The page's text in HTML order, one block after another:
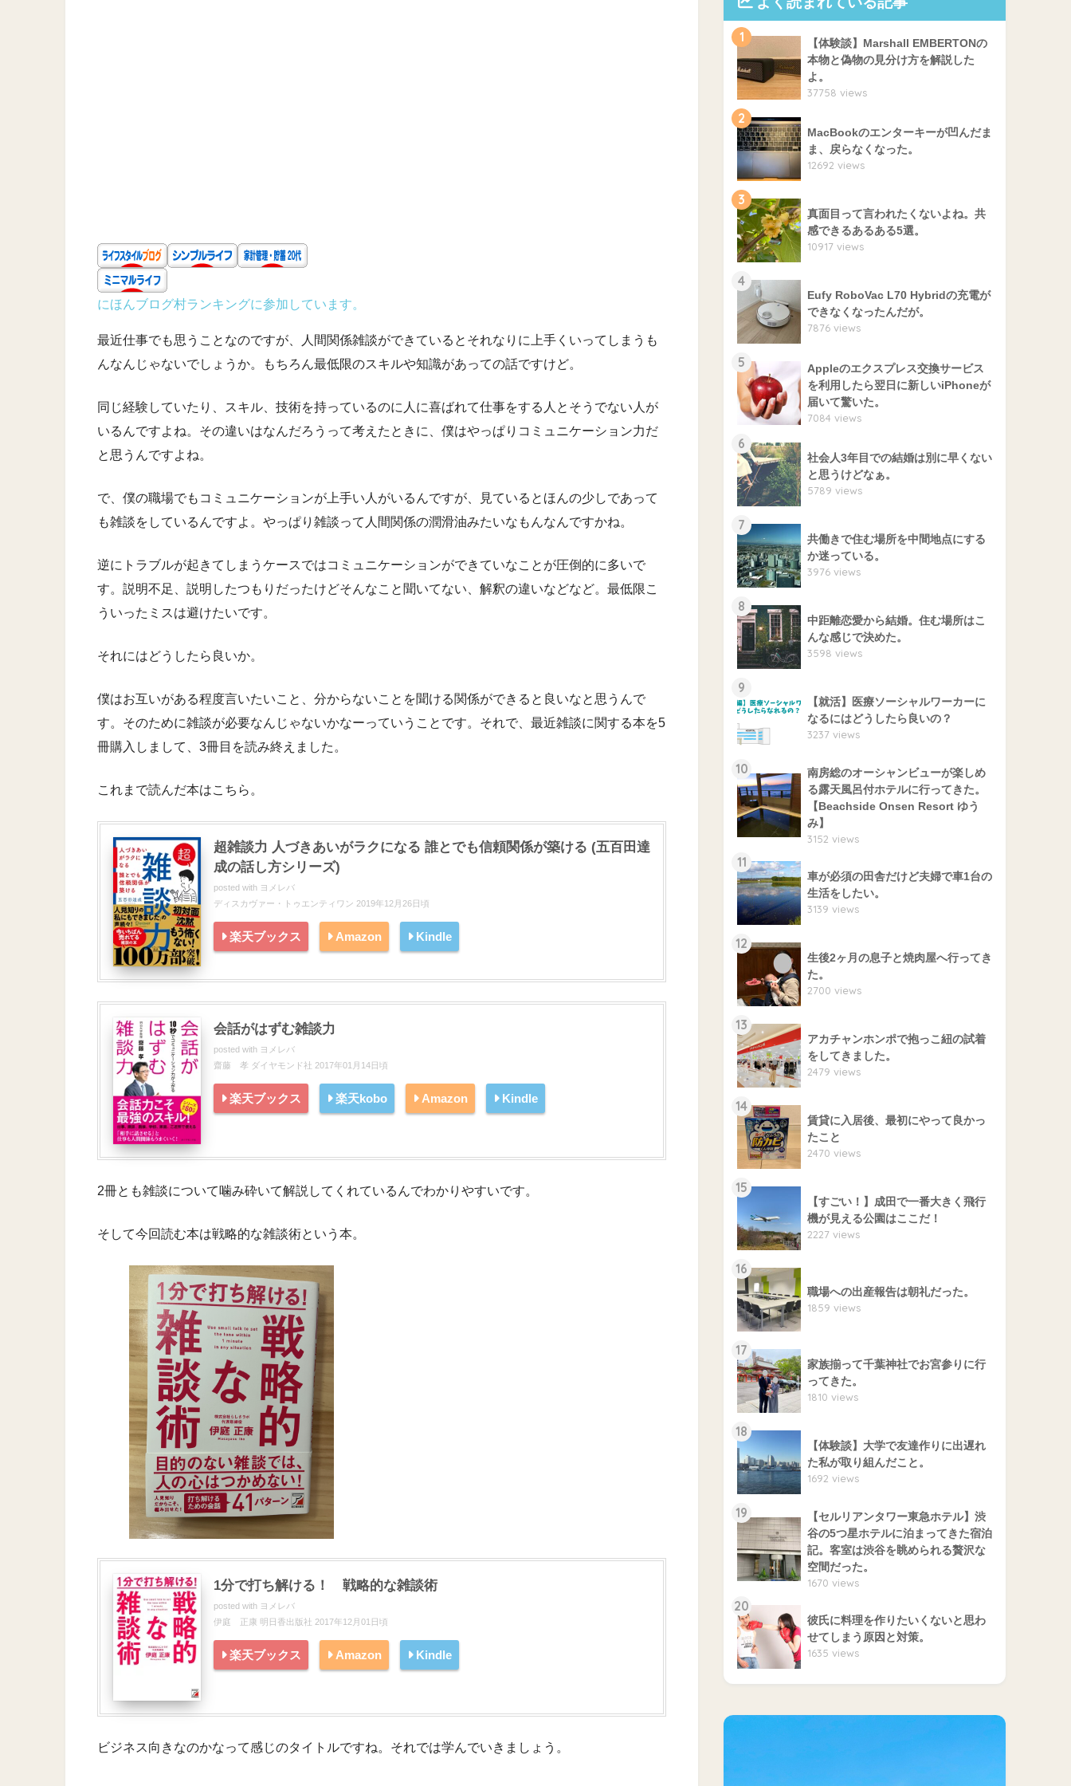
にほんブログ村ランキングに参加しています。
最近仕事でも思うことなのですが、人間関係雑談ができているとそれなりに上手くいってしまうも
んなんじゃないでしょうか。もちろん最低限のスキルや知識があっての話ですけど。
同じ経験していたり、スキル、技術を持っているのに人に喜ばれて仕事をする人とそうでない人が
いるんですよね。その違いはなんだろうって考えたときに、僕はやっぱりコミュニケーション力だ
と思うんですよね。
で、僕の職場でもコミュニケーションが上手い人がいるんですが、見ているとほんの少しであって
も雑談をしているんですよ。やっぱり雑談って人間関係の潤滑油みたいなもんなんですかね。
逆にトラブルが起きてしまうケースではコミュニケーションができていなことが圧倒的に多いで
す。説明不足、説明したつもりだったけどそんなこと聞いてない、解釈の違いなどなど。最低限こ
ういったミスは避けたいです。
それにはどうしたら良いか。
僕はお互いがある程度言いたいこと、分からないことを聞ける関係ができると良いなと思うんで
す。そのために雑談が必要なんじゃないかなーっていうことです。それで、最近雑談に関する本を5
冊購入しまして、3冊目を読み終えました。
これまで読んだ本はこちら。
超雑談力 人づきあいがラクになる 誰とでも信頼関係が築ける (五百田達
成の話し方シリーズ)
posted with ヨメレバ
ディスカヴァー・トゥエンティワン 2019年12月26日頃
楽天ブックス Amazon Kindle
会話がはずむ雑談力
posted with ヨメレバ
齋藤 孝 ダイヤモンド社 2017年01月14日頃
楽天ブックス 楽天kobo Amazon Kindle
2冊とも雑談について噛み砕いて解説してくれているんでわかりやすいです。
そして今回読む本は戦略的な雑談術という本。
1分で打ち解ける！ 戦略的な雑談術
posted with ヨメレバ
伊庭 正康 明日香出版社 2017年12月01日頃
楽天ブックス Amazon Kindle
ビジネス向きなのかなって感じのタイトルですね。それでは学んでいきましょう。
1
【体験談】Marshall EMBERTONの
本物と偽物の見分け方を解説した
よ。
37758 views
2
MacBookのエンターキーが凹んだま
ま、戻らなくなった。
12692 views
3
真面目って言われたくないよね。共
感できるあるある5選。
10917 views
4
Eufy RoboVac L70 Hybridの充電が
できなくなったんだが。
7876 views
5
Appleのエクスプレス交換サービス
を利用したら翌日に新しいiPhoneが
届いて驚いた。
7084 views
6
社会人3年目での結婚は別に早くない
と思うけどなぁ。
5789 views
7
共働きで住む場所を中間地点にする
か迷っている。
3976 views
8
中距離恋愛から結婚。住む場所はこ
んな感じで決めた。
3598 views
9
【就活】医療ソーシャルワーカーに
なるにはどうしたら良いの？
3237 views
10
南房総のオーシャンビューが楽しめ
る露天風呂付ホテルに行ってきた。
【Beachside Onsen Resort ゆう
み】
3152 views
11
車が必須の田舎だけど夫婦で車1台の
生活をしたい。
3139 views
12
生後2ヶ月の息子と焼肉屋へ行ってき
た。
2700 views
13
アカチャンホンポで抱っこ紐の試着
をしてきました。
2479 views
14
賃貸に入居後、最初にやって良かっ
たこと
2470 views
15
【すごい！】成田で一番大きく飛行
機が見える公園はここだ！
2227 views
16
職場への出産報告は朝礼だった。
1859 views
17
家族揃って千葉神社でお宮参りに行
ってきた。
1810 views
18
【体験談】大学で友達作りに出遅れ
た私が取り組んだこと。
1692 views
19
【セルリアンタワー東急ホテル】渋
谷の5つ星ホテルに泊まってきた宿泊
記。客室は渋谷を眺められる贅沢な
空間だった。
1670 views
20
彼氏に料理を作りたいくないと思わ
せてしまう原因と対策。
1635 views